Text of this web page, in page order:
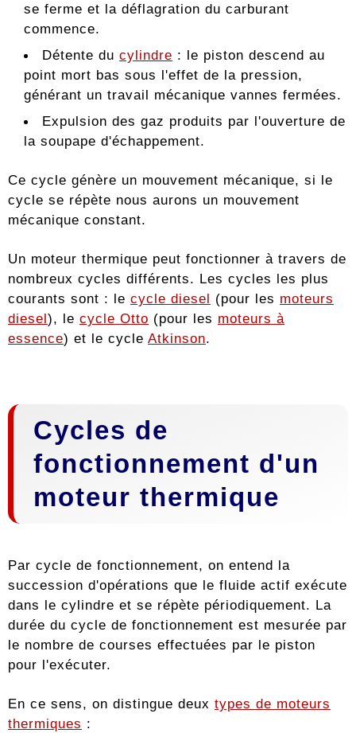
se ferme et la déflagration du carburant
commence.
Détente ducylindre : le piston descend au
point mort bas sous l'effet de la pression,
générant un travail mécanique vannes fermées.
Expulsion des gaz produits par l'ouverture de
la soupape d'échappement.
Ce cycle génère un mouvement mécanique, si le
cycle se répète nous aurons un mouvement
mécanique constant.
Un moteur thermique peut fonctionner à travers de
nombreux cycles différents. Les cycles les plus
courants sont : le cycle diesel (pour les moteurs
diesel), le cycle Otto (pour les moteurs à
essence) et le cycle Atkinson.
Cycles de
fonctionnement d'un
moteur thermique
Par cycle de fonctionnement, on entend la
succession d'opérations que le fluide actif exécute
dans le cylindre et se répète périodiquement. La
durée du cycle de fonctionnement est mesurée par
le nombre de courses effectuées par le piston
pour l'exécuter.
En ce sens, on distingue deux types de moteurs
thermiques :